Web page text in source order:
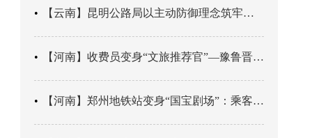
【云南】昆明公路局以主动防御理念筑牢汛期安全防线
【河南】收费员变身“文旅推荐官”—豫鲁晋四地市交旅融合让游客一下高速就“入戏”
【河南】郑州地铁站变身“国宝剧场”：乘客刚出车厢，就“入戏”千年